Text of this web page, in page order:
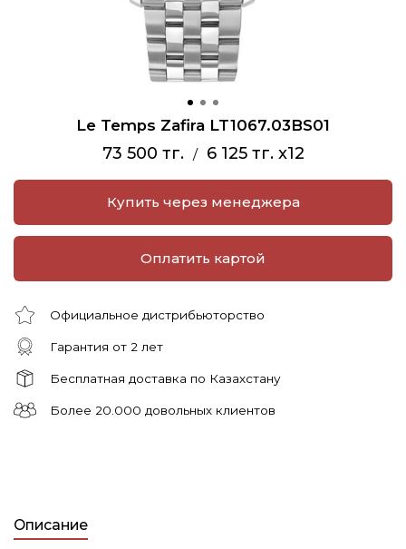
Le Temps Zafira LT1067.03BS01
73 500 тг. / 6 125 тг. x12
Купить через менеджера
Оплатить картой
Официальное дистрибьюторство
Гарантия от 2 лет
Бесплатная доставка по Казахстану
Более 20.000 довольных клиентов
Описание